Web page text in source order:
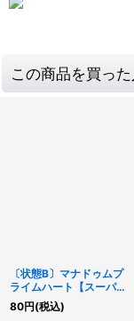
この商品を買っ
〔状態B〕マナドゥムプ
ライムハート【スーパ
ー】{CYAC-JP043}
《シンクロ》
80円(税込)